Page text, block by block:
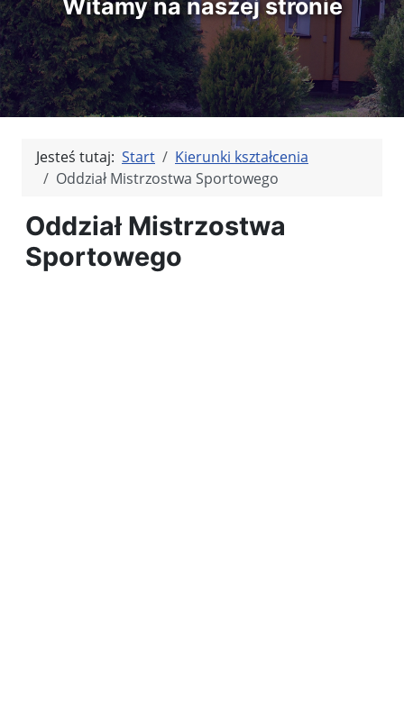
Witamy na naszej stronie
Jesteś tutaj: Start
Kierunki kształcenia
Oddział Mistrzostwa Sportowego
Oddział Mistrzostwa
Sportowego